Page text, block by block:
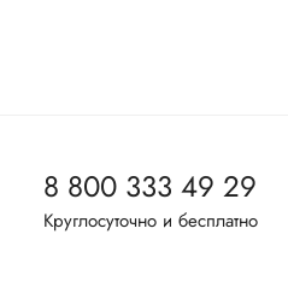
8 800 333 49 29
Круглосуточно и бесплатно